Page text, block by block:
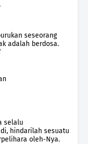
seseorang
adalah berdosa.
selalu
hindarilah sesuatu
oleh-Nya.